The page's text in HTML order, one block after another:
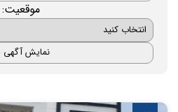
موقعیت: